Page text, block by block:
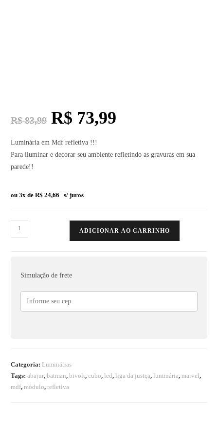
R$83,99 R$ 73,99
Luminária em Mdf refletiva !!!
Para iluminar e decorar seu ambiente refletindo as gravuras em sua
parede!!
ou 3x deR$ 24,66 s/ juros
ADICIONAR AO CARRINHO
Simulação de frete
Categoria: Luminárias
Tags:abajur,batman,bivolt,cubo,led,liga da justça,luminária,marvel,
mdf,módulo,refletiva